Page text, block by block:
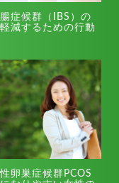
症候群（IBS）の
減するための行動
卵巣症候群PCOS